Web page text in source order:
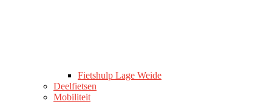
Fietshulp Lage Weide
Deelfietsen
Mobiliteit